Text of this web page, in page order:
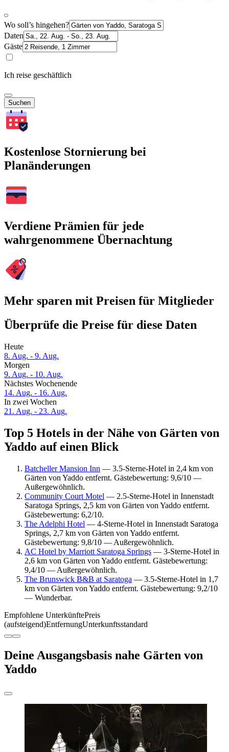
Wo soll’s hingehen?
Daten
Gäste
Ich reise geschäftlich
Suchen
Kostenlose Stornierung bei
Planänderungen
Verdiene Prämien für jede
wahrgenommene Übernachtung
Mehr sparen mit Preisen für Mitglieder
Überprüfe die Preise für diese Daten
Heute
8. Aug. - 9. Aug.
Morgen
9. Aug. - 10. Aug.
Nächstes Wochenende
14. Aug. - 16. Aug.
In zwei Wochen
21. Aug. - 23. Aug.
Top 5 Hotels in der Nähe von Gärten von
Yaddo auf einen Blick
Batcheller Mansion Inn — 3.5-Sterne-Hotel in 2,4 km von
Gärten von Yaddo entfernt. Gästebewertung: 9,6/10 —
Außergewöhnlich.
Community Court Motel — 2.5-Sterne-Hotel in Innenstadt
Saratoga Springs, 2,5 km von Gärten von Yaddo entfernt.
Gästebewertung: 6,2/10.
The Adelphi Hotel — 4-Sterne-Hotel in Innenstadt Saratoga
Springs, 2,7 km von Gärten von Yaddo entfernt.
Gästebewertung: 9,8/10 — Außergewöhnlich.
AC Hotel by Marriott Saratoga Springs — 3-Sterne-Hotel in
2,6 km von Gärten von Yaddo entfernt. Gästebewertung:
9,4/10 — Außergewöhnlich.
The Brunswick B&B at Saratoga — 3.5-Sterne-Hotel in 1,7
km von Gärten von Yaddo entfernt. Gästebewertung: 9,2/10
— Wunderbar.
Empfohlene UnterkünftePreis
(aufsteigend)EntfernungUnterkunftsstandard
Deine Ausgangsbasis nahe Gärten von
Yaddo